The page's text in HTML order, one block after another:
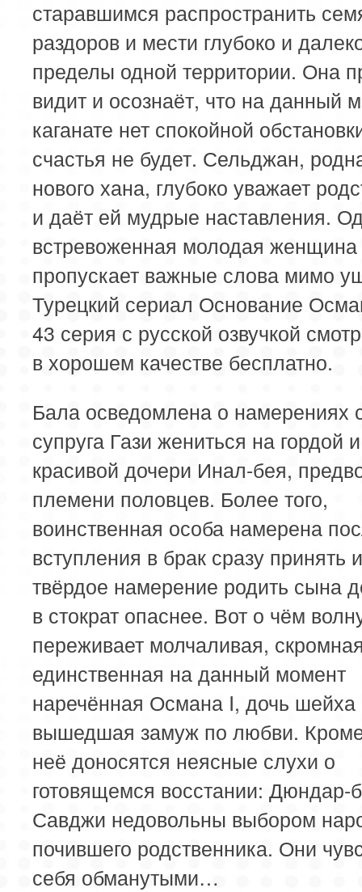
113 серия 114 серия 115 серия
117 серия
118 серия 119 серия
121 серия
122 серия 123 серия
старавшимся распространить
раздоров и мести глубоко и
пределы одной территории. Она
видит и осознаёт, что на данный
каганате нет спокойной
счастья не будет. Сельджан,
нового хана, глубоко уважает
и даёт ей мудрые наставления.
встревоженная молодая женщина
пропускает важные слова мимо
Турецкий сериал Основание
43 серия с русской озвучкой
в хорошем качестве бесплатно.
Бала осведомлена о намерениях
супруга Гази жениться на гордой и
красивой дочери Инал-бея,
племени половцев. Более того,
воинственная особа намерена
вступления в брак сразу принять
твёрдое намерение родить сына
в стократ опаснее. Вот о чём
переживает молчаливая,
единственная на данный момент
наречённая Османа I, дочь
вышедшая замуж по любви.
неё доносятся неясные слухи о
готовящемся восстании: Дюндар-
Савджи недовольны выбором
почившего родственника. Они
себя обманутыми…